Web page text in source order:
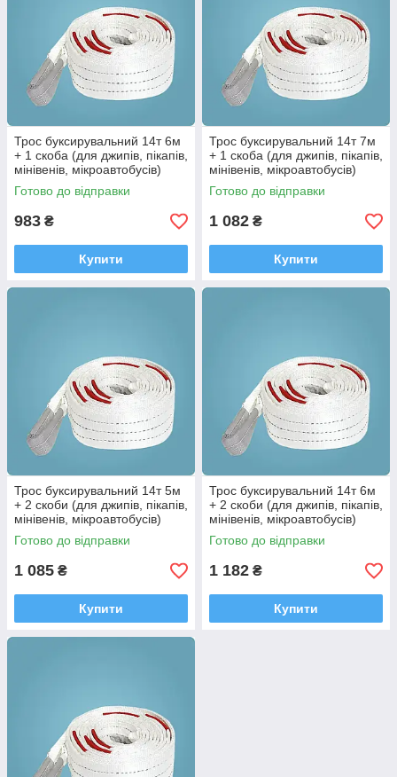
Трос буксирувальний 14т 6м
+ 1 скоба (для джипів, пікапів,
мінівенів, мікроавтобусів)
Готово до відправки
983 ₴
Купити
Трос буксирувальний 14т 7м
+ 1 скоба (для джипів, пікапів,
мінівенів, мікроавтобусів)
Готово до відправки
1 082 ₴
Купити
Трос буксирувальний 14т 5м
+ 2 скоби (для джипів, пікапів,
мінівенів, мікроавтобусів)
Готово до відправки
1 085 ₴
Купити
Трос буксирувальний 14т 6м
+ 2 скоби (для джипів, пікапів,
мінівенів, мікроавтобусів)
Готово до відправки
1 182 ₴
Купити